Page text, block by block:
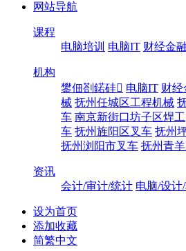
网站导航
课程
电脑培训 电脑IT 财经金融
机构
鐢佃剳鍩硅 电脑IT 财经
械 抚州任城区工程机械
车 南京新街口坊子区焊工
车 抚州旌阳区叉车 抚州
抚州浏阳市叉车 抚州青
资讯
会计/审计/统计 电脑/设计
设为首页
添加收藏
简繁中文